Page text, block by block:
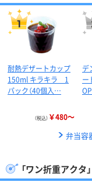
耐熱デザートカップ
150ml キラキラ 1
パック（40個入…
（税込） ￥480～
デ
弁当容
「ワン折重アク